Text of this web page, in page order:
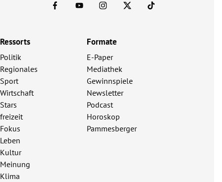
Ressorts
Politik
Regionales
Sport
Wirtschaft
Stars
freizeit
Fokus
Leben
Kultur
Meinung
Klima
Formate
E-Paper
Mediathek
Gewinnspiele
Newsletter
Podcast
Horoskop
Pammesberger